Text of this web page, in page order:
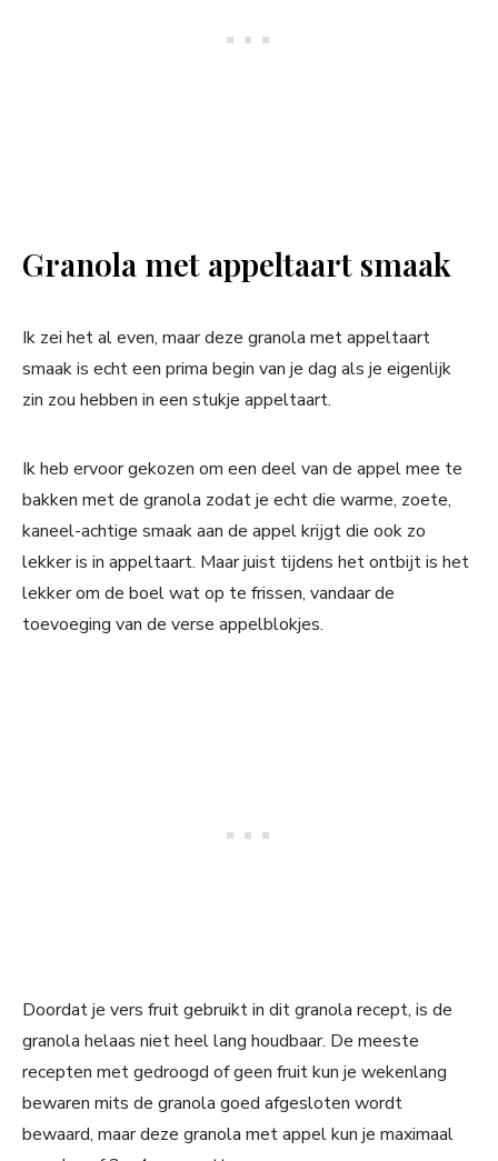
Granola met appeltaart smaak
Ik zei het al even, maar deze granola met appeltaart
smaak is echt een prima begin van je dag als je eigenlijk
zin zou hebben in een stukje appeltaart.
Ik heb ervoor gekozen om een deel van de appel mee te
bakken met de granola zodat je echt die warme, zoete,
kaneel-achtige smaak aan de appel krijgt die ook zo
lekker is in appeltaart. Maar juist tijdens het ontbijt is het
lekker om de boel wat op te frissen, vandaar de
toevoeging van de verse appelblokjes.
Doordat je vers fruit gebruikt in dit granola recept, is de
granola helaas niet heel lang houdbaar. De meeste
recepten met gedroogd of geen fruit kun je wekenlang
bewaren mits de granola goed afgesloten wordt
bewaard, maar deze granola met appel kun je maximaal